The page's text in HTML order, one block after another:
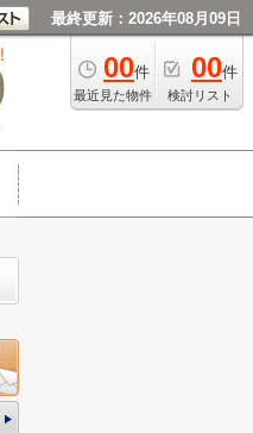
最終更新：2026年08月09日
00件
最近見た物件
00件
検討リスト